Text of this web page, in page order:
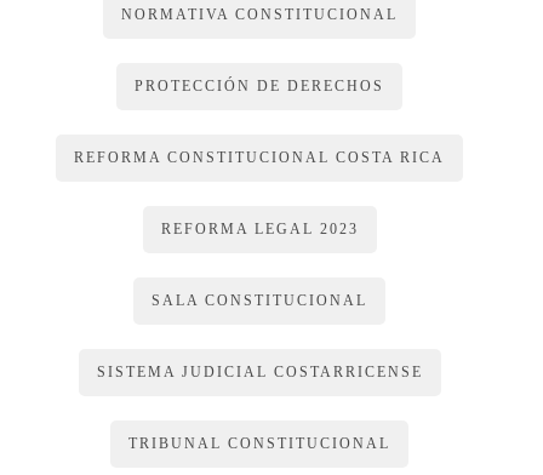
NORMATIVA CONSTITUCIONAL
PROTECCIÓN DE DERECHOS
REFORMA CONSTITUCIONAL COSTA RICA
REFORMA LEGAL 2023
SALA CONSTITUCIONAL
SISTEMA JUDICIAL COSTARRICENSE
TRIBUNAL CONSTITUCIONAL